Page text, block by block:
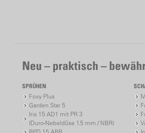
Neu – praktisch –
SPRÜHEN
Foxy Plus
Garden Star 5
Iris 15 AD1 mit PR 3
(Duro-Nebeldüse 1.5 mm / NBR)